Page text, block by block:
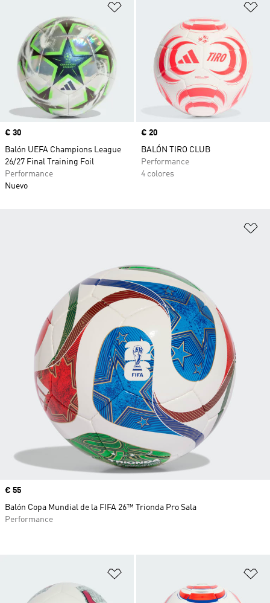
Precio
€ 30
Balón UEFA Champions League
26/27 Final Training Foil
Performance
Nuevo
Precio
€ 20
BALÓN TIRO CLUB
Performance
4 colores
Precio
€ 55
Balón Copa Mundial de la FIFA 26™ Trionda Pro Sala
Performance